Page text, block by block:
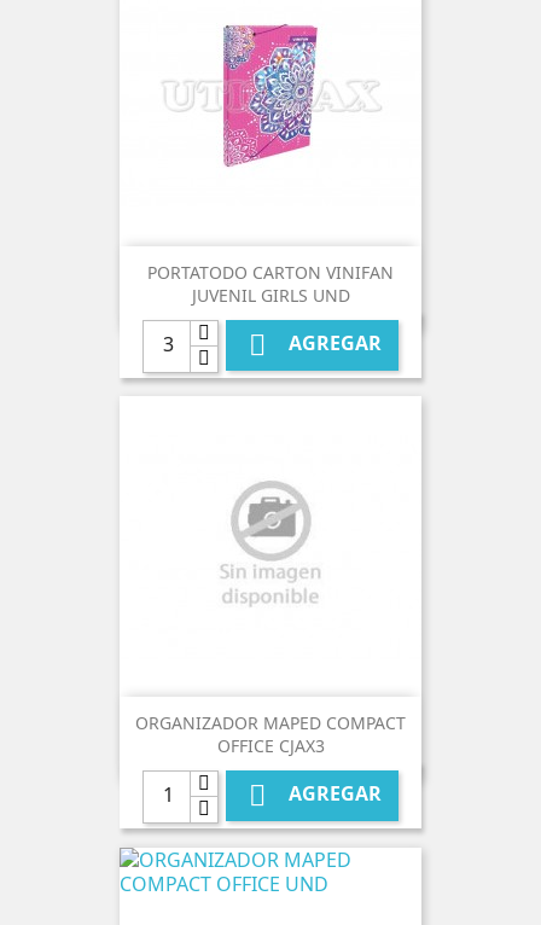
PORTATODO CARTON VINIFAN
JUVENIL GIRLS UND
 AGREGAR
ORGANIZADOR MAPED COMPACT
OFFICE CJAX3
 AGREGAR